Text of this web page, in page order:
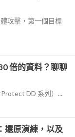
攻擊，第一個目標
倍的資料？聊聊
DD 系列）...
還原演練，以及